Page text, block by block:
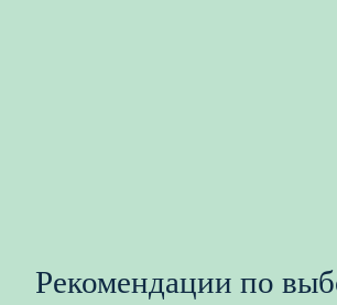
Рекомендации по